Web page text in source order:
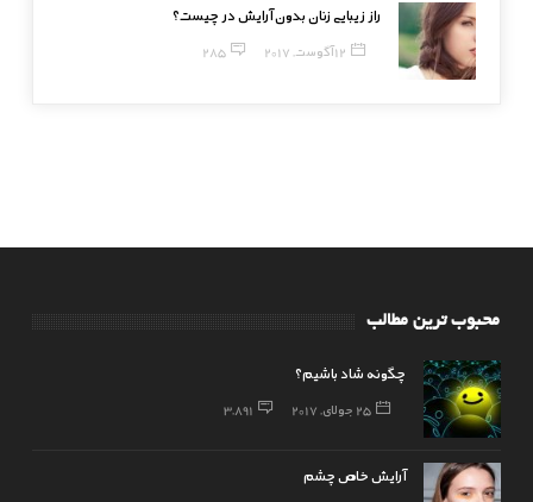
راز زیبایی زنان بدون آرایش در چیست؟
12 آگوست, 2017 285
محبوب ترین مطالب
چگونه شاد باشیم؟
25 جولای, 2017 3,891
آرایش خاص چشم